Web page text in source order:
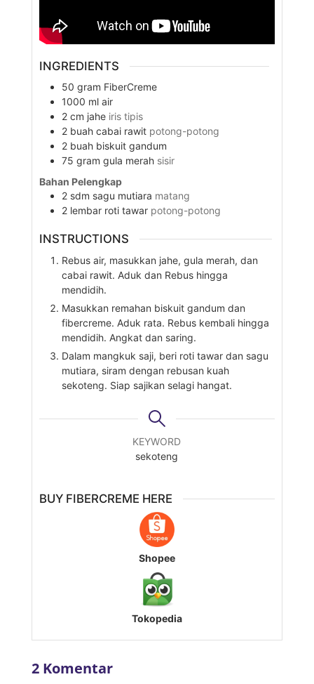
INGREDIENTS
50 gram FiberCreme
1000 ml air
2 cm jahe iris tipis
2 buah cabai rawit potong-potong
2 buah biskuit gandum
75 gram gula merah sisir
Bahan Pelengkap
2 sdm sagu mutiara matang
2 lembar roti tawar potong-potong
INSTRUCTIONS
Rebus air, masukkan jahe, gula merah, dan
cabai rawit. Aduk dan Rebus hingga
mendidih.
Masukkan remahan biskuit gandum dan
fibercreme. Aduk rata. Rebus kembali hingga
mendidih. Angkat dan saring.
Dalam mangkuk saji, beri roti tawar dan sagu
mutiara, siram dengan rebusan kuah
sekoteng. Siap sajikan selagi hangat.
KEYWORD
sekoteng
BUY FIBERCREME HERE
Shopee
Tokopedia
2 Komentar